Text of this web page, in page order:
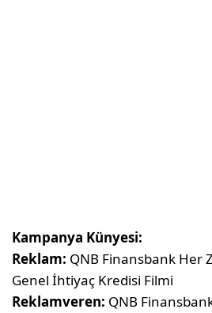
Kampanya Künyesi:
Reklam: QNB Finansbank Her
Genel İhtiyaç Kredisi Filmi
Reklamveren: QNB